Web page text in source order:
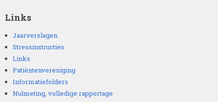
Links
Jaarverslagen
Stressinstructies
Links
Patiëntenvereniging
Informatiefolders
Nulmeting, volledige rapportage